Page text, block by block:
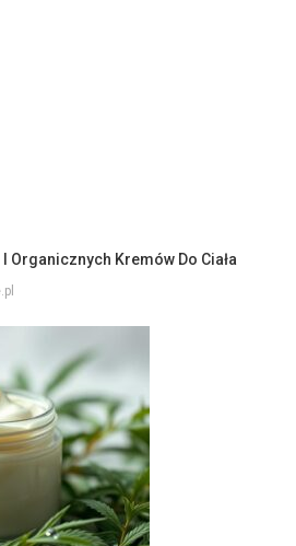
Organicznych Kremów Do Ciała